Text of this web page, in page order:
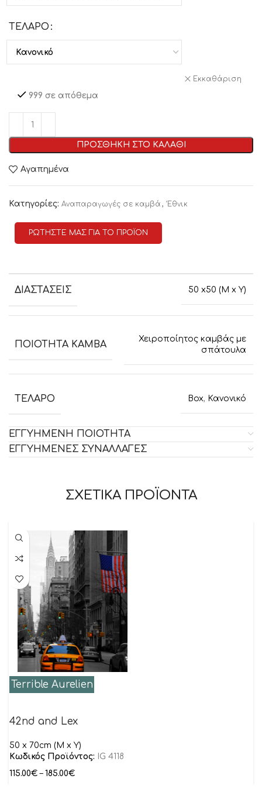
ΤΕΛΑΡΟ
Εκκαθάριση
999 σε απόθεμα
ΠΡΟΣΘΗΚΗ ΣΤΟ ΚΑΛΑΘΙ
Αγαπημένα
Κατηγορίες: Αναπαραγωγές σε καμβά , Έθνικ
ΡΩΤΗΣΤΕ ΜΑΣ ΓΙΑ ΤΟ ΠΡΟΪΟΝ
ΔΙΑΣΤΑΣΕΙΣ 50 x50 (M x Y)
ΠΟΙΟΤΗΤΑ ΚΑΜΒΑ
Χειροποίητος καμβάς με
σπάτουλα
ΤΕΛΑΡΟ Box, Κανονικό
ΕΓΓΥΗΜΕΝΗ ΠΟΙΟΤΗΤΑ
ΕΓΓΥΗΜΕΝΕΣ ΣΥΝΑΛΛΑΓΕΣ
ΣΧΕΤΙΚΑ ΠΡΟΪΟΝΤΑ
Terrible Aurelien
42nd and Lex
50 x 70cm (M x Y)
Κωδικός Προϊόντος:
IG 4118
115.00€ – 185.00€